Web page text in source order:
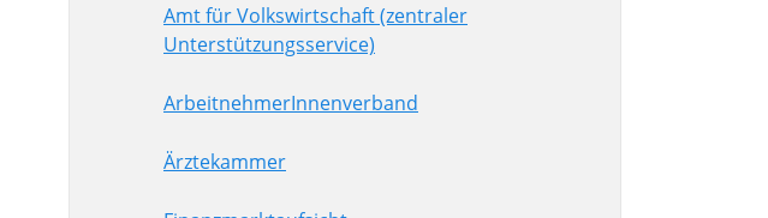
Amt für Volkswirtschaft (zentraler
Unterstützungsservice)
ArbeitnehmerInnenverband
Ärztekammer